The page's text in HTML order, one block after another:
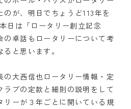
のが、明日でちょうど113年を
日は「ロータリー創立記念
の卓話もロータリーについて考
と思います。
の大西信也ロータリー情報・定
ラブの定款と細則の説明をして
リーが３年ごとに開いている規